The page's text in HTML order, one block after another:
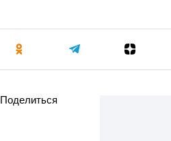
Поделиться